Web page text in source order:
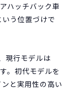
ハッチバック車
う位置づけで
現行モデルは
。初代モデルを
と実用性の高い